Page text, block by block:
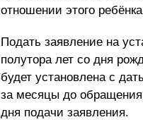
отношении этого
Подать заявление на
полутора лет со дня
будет установлена с
за месяцы до
дня подачи заявления.